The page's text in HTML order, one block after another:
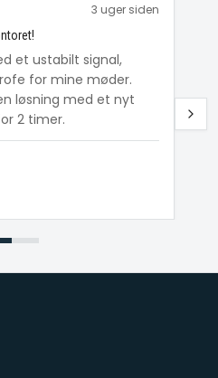
3 uger siden
et ustabilt signal,
for mine møder.
løsning med et nyt
2 timer.